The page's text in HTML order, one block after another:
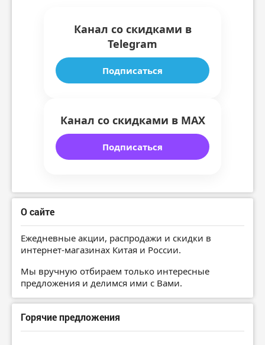
Канал со скидками в
Telegram
Подписаться
Канал со скидками в MAX
Подписаться
О сайте
Ежедневные акции, распродажи и скидки в
интернет-магазинах Китая и России.
Мы вручную отбираем только интересные
предложения и делимся ими с Вами.
Горячие предложения